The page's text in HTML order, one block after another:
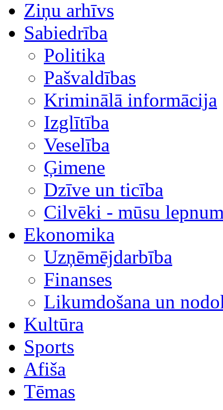
Ziņu arhīvs
Sabiedrība
Politika
Pašvaldības
Kriminālā informācija
Izglītība
Veselība
Ģimene
Dzīve un ticība
Cilvēki - mūsu
Ekonomika
Uzņēmējdarbība
Finanses
Likumdošana un
Kultūra
Sports
Afiša
Tēmas